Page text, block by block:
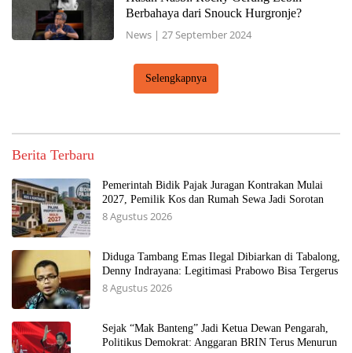
Berbahaya dari Snouck Hurgronje?
News| 27 September 2024
Selengkapnya
Berita Terbaru
Pemerintah Bidik Pajak Juragan Kontrakan Mulai
2027, Pemilik Kos dan Rumah Sewa Jadi Sorotan
8 Agustus 2026
Diduga Tambang Emas Ilegal Dibiarkan di Tabalong,
Denny Indrayana: Legitimasi Prabowo Bisa Tergerus
8 Agustus 2026
Sejak “Mak Banteng” Jadi Ketua Dewan Pengarah,
Politikus Demokrat: Anggaran BRIN Terus Menurun